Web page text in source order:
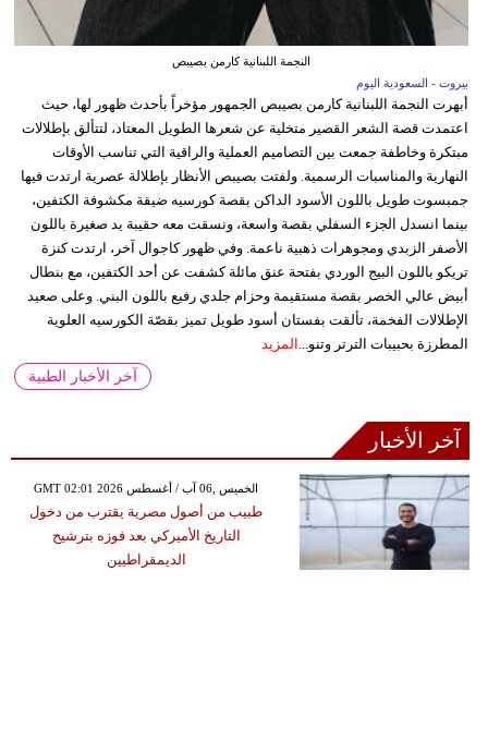
النجمة اللبنانية كارمن بصيبص
بيروت - السعودية اليوم
أبهرت النجمة اللبنانية كارمن بصيبص الجمهور مؤخراً بأحدث ظهور لها، حيث
اعتمدت قصة الشعر القصير متخلية عن شعرها الطويل المعتاد، لتتألق بإطلالات
مبتكرة وخاطفة جمعت بين التصاميم العملية والراقية التي تناسب الأوقات
النهارية والمناسبات الرسمية. ولفتت بصيبص الأنظار بإطلالة عصرية ارتدت فيها
جمبسوت طويل باللون الأسود الداكن بقصة كورسيه ضيقة مكشوفة الكتفين،
بينما انسدل الجزء السفلي بقصة واسعة، ونسقت معه حقيبة يد صغيرة باللون
الأصفر الزبدي ومجوهرات ذهبية ناعمة. وفي ظهور كاجوال آخر، ارتدت كنزة
تريكو باللون البيج الوردي بفتحة عنق مائلة كشفت عن أحد الكتفين، مع بنطال
أبيض عالي الخصر بقصة مستقيمة وحزام جلدي رفيع باللون البني. وعلى صعيد
الإطلالات الفخمة، تألقت بفستان أسود طويل تميز بقصّة الكورسيه العلوية
المطرزة بحبيبات الترتر وتنو... المزيد
آخر الأخبار الطبية
آخر الأخبار
GMT 02:01 2026 الخميس ,06 آب / أغسطس
طبيب من أصول مصرية يقترب من دخول
التاريخ الأميركي بعد فوزه بترشيح
الديمقراطيين